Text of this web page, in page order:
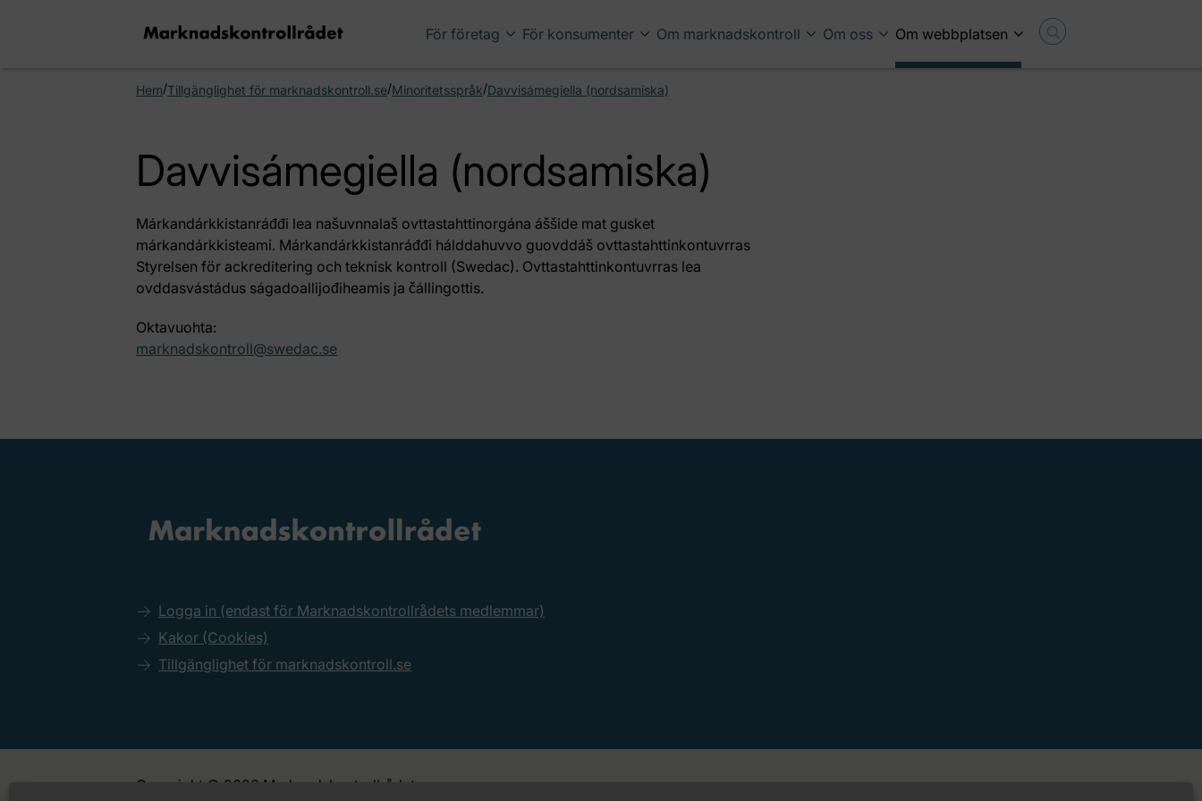
För företag För konsumenter Om marknadskontroll Om oss Om webbplatsen
Hem/Tillgänglighet för marknadskontroll.se/Minoritetsspråk/Davvisámegiella (nordsamiska)
Davvisámegiella (nordsamiska)
Márkandárkkistanráđđi lea našuvnnalaš ovttastahttinorgána áššide mat gusket
márkandárkkisteami. Márkandárkkistanráđđi hálddahuvvo guovddáš ovttastahttinkontuvrras
Styrelsen för ackreditering och teknisk kontroll (Swedac). Ovttastahttinkontuvrras lea
ovddasvástádus ságadoallijođiheamis ja čállingottis.
Oktavuohta:
marknadskontroll@swedac.se
Logga in (endast för Marknadskontrollrådets medlemmar)
Kakor (Cookies)
Tillgänglighet för marknadskontroll.se
Copyright © 2026 Marknadskontrollrådet